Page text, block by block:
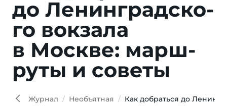
до Ле­нин­град­ско­
го вок­за­ла
в Моск­ве: марш­
ру­ты и советы
Журнал Необъятная Как добраться до